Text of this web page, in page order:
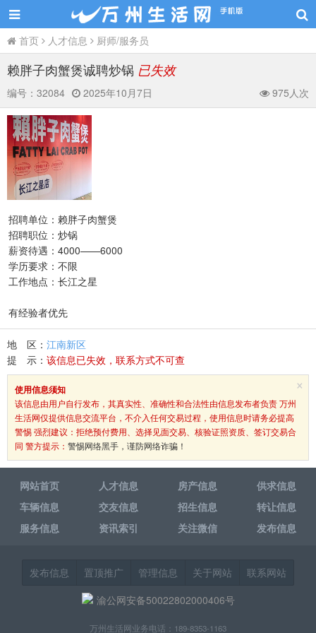
首页 人才信息 厨师/服务员
赖胖子肉蟹煲诚聘炒锅 已失效
编号： 32084 2025年10月7日 975人次
招聘单位：赖胖子肉蟹煲
招聘职位：炒锅
薪资待遇：4000——6000
学历要求：不限
工作地点：长江之星
有经验者优先
地 区： 江南新区
提 示： 该信息已失效，联系方式不可查
×
使用信息须知
该信息由用户自行发布，其真实性、准确性和合法性由信息发布者负责 万州
生活网仅提供信息交流平台，不介入任何交易过程，使用信息时请务必提高
警惕 强烈建议：拒绝预付费用、选择见面交易、核验证照资质、签订交易合
同 警方提示： 警惕网络黑手，谨防网络诈骗！
网站首页 人才信息 房产信息
供求信息
车辆信息
交友信息 招生信息
转让信息
服务信息
资讯索引 关注微信 发布信息
发布信息 置顶推广 管理信息 关于网站
联系网站
渝公网安备50022802000406号
万州生活网业务电话：189-8353-1163